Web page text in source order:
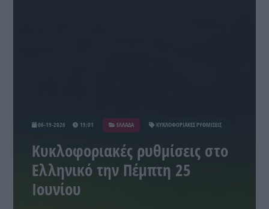
06-19-2026 19:01 ΕΛΛΑΔΑ ΚΥΚΛΟΦΟΡΙΑΚΕΣ ΡΥΘΜΙΣΕΙΣ
Κυκλοφοριακές ρυθμίσεις στο
Ελληνικό την Πέμπτη 25
Ιουνίου